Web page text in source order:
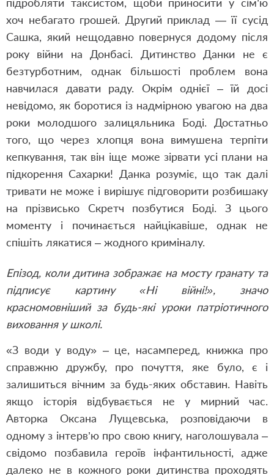
хоч небагато грошей. Другий приклад — її сусід
Сашка, який нещодавно повернуся додому після
року війни на Донбасі. Дитинство Данки не є
безтурботним, однак більшості проблем вона
навчилася давати раду. Окрім однієї – їй досі
невідомо, як боротися із надмірною увагою на два
роки молодшого залицяльника Боді. Достатньо
того, що через хлопця вона вимушена терпіти
кепкування, так він іще може зірвати усі плани на
підкорення Сахарки! Данка розуміє, що так далі
тривати не може і вирішує підговорити розбишаку
на прізвисько Скретч позбутися Боді. З цього
моменту і починається найцікавіше, однак не
спішіть лякатися – жодного криміналу.
Епізод, коли дитина зображає на мосту гранату та
підписує картину «Ні війні!», значо
красномовніший за будь-які уроки патріотичного
виховання у школі.
«З води у воду» – це, насамперед, книжка про
справжню дружбу, про почуття, яке було, є і
залишиться вічним за будь-яких обставин. Навіть
якщо історія відбувається не у мирний час.
Авторка Оксана Лущевська, розповідаючи в
одному з інтерв’ю про свою книгу, наголошувала –
свідомо позбавила героїв інфантильності, адже
далеко не в кожного роки дитинства проходять